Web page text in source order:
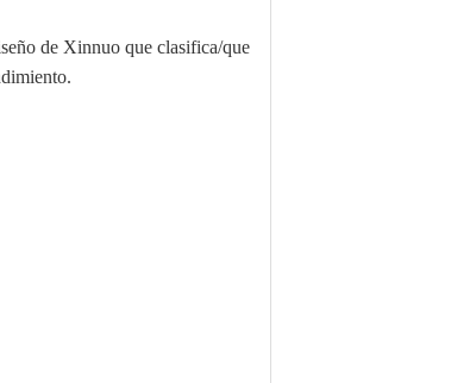
de Xinnuo que clasifica/que